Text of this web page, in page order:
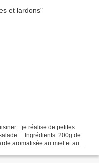
réalise de petites
Ingrédients: 200g de
aromatisée au miel et au